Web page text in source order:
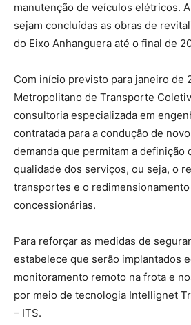
manutenção de veículos elétricos.
sejam concluídas as obras de
do Eixo Anhanguera até o final de
Com início previsto para janeiro de
Metropolitano de Transporte
consultoria especializada em
contratada para a condução de
demanda que permitam a definição
qualidade dos serviços, ou seja, o
transportes e o redimensionamento
concessionárias.
Para reforçar as medidas de
estabelece que serão implantados
monitoramento remoto na frota e
por meio de tecnologia Intellignet
– ITS.